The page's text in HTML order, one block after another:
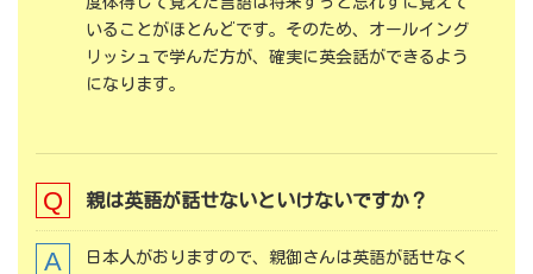
いることがほとんどです。そのため、オールイング
リッシュで学んだ方が、確実に英会話ができるよう
になります。
親は英語が話せないといけないですか？
日本人がおりますので、親御さんは英語が話せなく